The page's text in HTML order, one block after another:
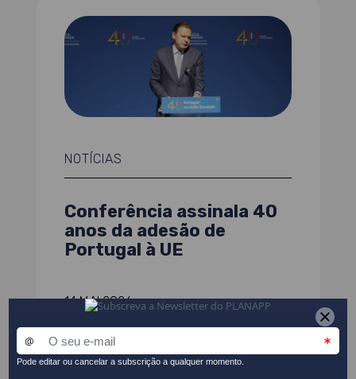
NOTÍCIAS
Conferência assinala 40
anos da adesão de
Portugal à UE
14 MAI 2026 LER MAIS